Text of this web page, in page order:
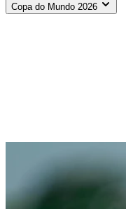
Copa do Mundo 2026